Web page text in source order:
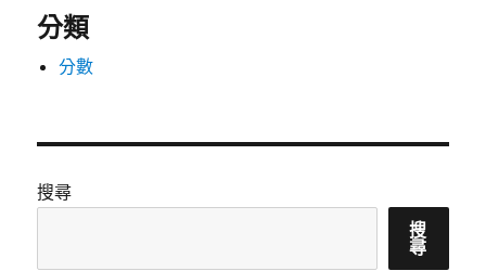
分類
分數
搜尋
搜
尋